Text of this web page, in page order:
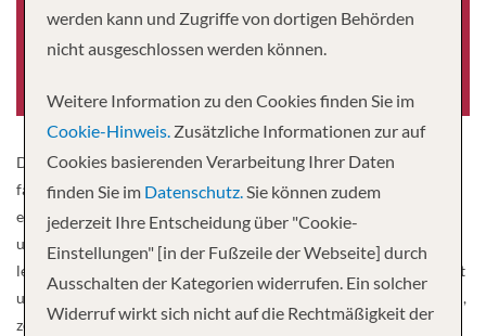
Baujahr
Das im Winter 2019/2020 renovierte Boutique-Schiff bietet in
familiärer, gemütlicher Atmosphäre Platz für 84 Gäste. An Bord
erwartet Sie eine geschmackvolle Einrichtung in Salon, Restaurant
und Kabinen. Ein gepflegtes, elegantes Restaurant sorgt für Ihr
leibliches Wohl, ebenso wie die freundliche Crew, die Sie verwöhnt
und umsorgt. Kabinen Alle Kabinen (ca. 12 m2) sind aussen liegend,
zeitlos elegant eingerichtet und mit zwei nebeneinander stehenden
werden kann und Zugriffe von dortigen Behörden
nicht ausgeschlossen werden können.
Weitere Information zu den Cookies finden Sie im
Cookie-Hinweis. Zusätzliche Informationen zur auf
Cookies basierenden Verarbeitung Ihrer Daten
finden Sie im Datenschutz.Sie können zudem
jederzeit Ihre Entscheidung über "Cookie-
Einstellungen" [in der Fußzeile der Webseite] durch
Ausschalten der Kategorien widerrufen. Ein solcher
Widerruf wirkt sich nicht auf die Rechtmäßigkeit der